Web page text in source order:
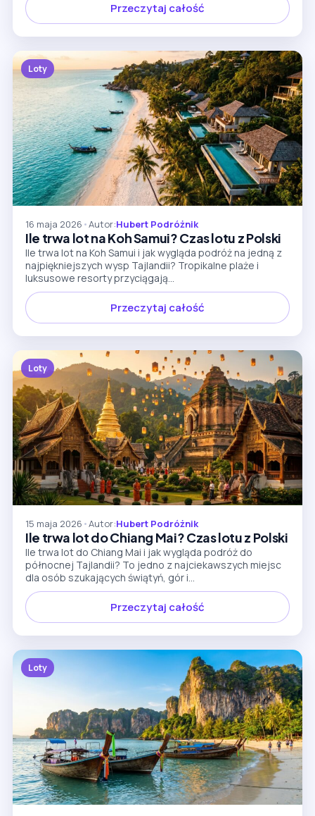
Przeczytaj całość
Loty
16 maja 2026 •Autor:Hubert Podróżnik
Ile trwa lot na Koh Samui? Czas lotu z Polski
Ile trwa lot na Koh Samui i jak wygląda podróż na jedną z
najpiękniejszych wysp Tajlandii? Tropikalne plaże i
luksusowe resorty przyciągają...
Przeczytaj całość
Loty
15 maja 2026 •Autor:Hubert Podróżnik
Ile trwa lot do Chiang Mai? Czas lotu z Polski
Ile trwa lot do Chiang Mai i jak wygląda podróż do
północnej Tajlandii? To jedno z najciekawszych miejsc
dla osób szukających świątyń, gór i...
Przeczytaj całość
Loty